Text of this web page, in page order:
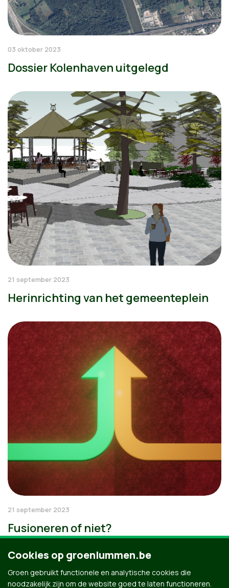
03 oktober 2023
Dossier Kolenhaven uitgelegd
21 september 2023
Herinrichting van het gemeenteplein
21 september 2023
Fusioneren of niet?
Cookies op groenlummen.be
Groen gebruikt functionele en analytische cookies die
noodzakelijk zijn om de website goed te laten functioneren.